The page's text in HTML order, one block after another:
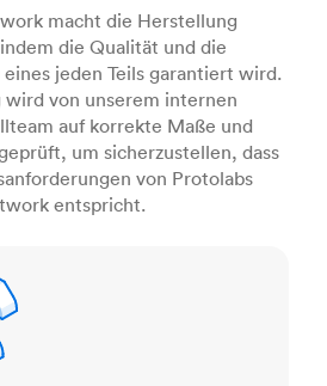
macht die Herstellung
die Qualität und die
jeden Teils garantiert wird.
von unserem internen
auf korrekte Maße und
um sicherzustellen, dass
von Protolabs
entspricht.